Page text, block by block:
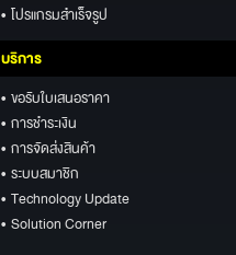
• โปรแกรมสำเร็จรูป
บริการ
• ขอรับใบเสนอราคา
• การชำระเงิน
• การจัดส่งสินค้า
• ระบบสมาชิก
• Technology Update
• Solution Corner